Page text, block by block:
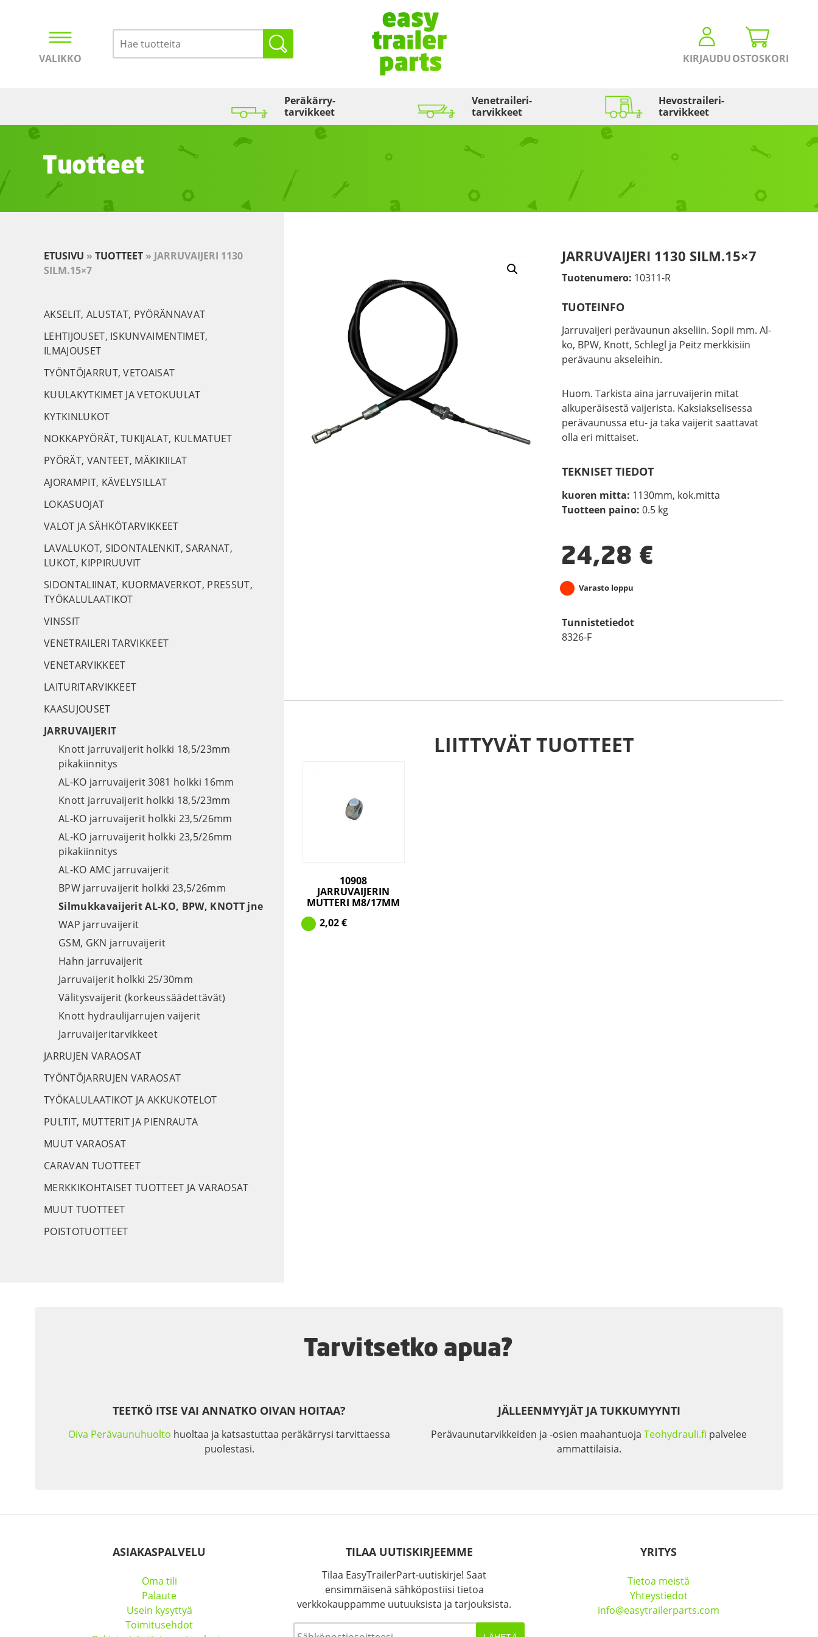
VALIKKO KIRJAUDUOSTOSKORI
Peräkärry­
tarvikkeet
Venetraileri­
tarvikkeet
Hevostraileri­
tarvikkeet
Tuotteet
JARRUVAIJERI 1130 SILM.15×7
Tuotenumero: 10311-R
TUOTEINFO
Jarruvaijeri perävaunun akseliin. Sopii mm. Al-
ko, BPW, Knott, Schlegl ja Peitz merkkisiin
perävaunu akseleihin.
Huom. Tarkista aina jarruvaijerin mitat
alkuperäisestä vaijerista. Kaksiakselisessa
perävaunussa etu- ja taka vaijerit saattavat
olla eri mittaiset.
TEKNISET TIEDOT
kuoren mitta: 1130mm, kok.mitta
Tuotteen paino: 0.5 kg
24,28 €
Varasto loppu
Tunnistetiedot
8326-F
LIITTYVÄT TUOTTEET
10908
JARRUVAIJERIN
MUTTERI M8/17MM
2,02€
ETUSIVU » TUOTTEET » JARRUVAIJERI 1130
SILM.15×7
AKSELIT, ALUSTAT, PYÖRÄNNAVAT
LEHTIJOUSET, ISKUNVAIMENTIMET,
ILMAJOUSET
TYÖNTÖJARRUT, VETOAISAT
KUULAKYTKIMET JA VETOKUULAT
KYTKINLUKOT
NOKKAPYÖRÄT, TUKIJALAT, KULMATUET
PYÖRÄT, VANTEET, MÄKIKIILAT
AJORAMPIT, KÄVELYSILLAT
LOKASUOJAT
VALOT JA SÄHKÖTARVIKKEET
LAVALUKOT, SIDONTALENKIT, SARANAT,
LUKOT, KIPPIRUUVIT
SIDONTALIINAT, KUORMAVERKOT, PRESSUT,
TYÖKALULAATIKOT
VINSSIT
VENETRAILERI TARVIKKEET
VENETARVIKKEET
LAITURITARVIKKEET
KAASUJOUSET
JARRUVAIJERIT
Knott jarruvaijerit holkki 18,5/23mm
pikakiinnitys
AL-KO jarruvaijerit 3081 holkki 16mm
Knott jarruvaijerit holkki 18,5/23mm
AL-KO jarruvaijerit holkki 23,5/26mm
AL-KO jarruvaijerit holkki 23,5/26mm
pikakiinnitys
AL-KO AMC jarruvaijerit
BPW jarruvaijerit holkki 23,5/26mm
Silmukkavaijerit AL-KO, BPW, KNOTT jne
WAP jarruvaijerit
GSM, GKN jarruvaijerit
Hahn jarruvaijerit
Jarruvaijerit holkki 25/30mm
Välitysvaijerit (korkeussäädettävät)
Knott hydraulijarrujen vaijerit
Jarruvaijeritarvikkeet
JARRUJEN VARAOSAT
TYÖNTÖJARRUJEN VARAOSAT
TYÖKALULAATIKOT JA AKKUKOTELOT
PULTIT, MUTTERIT JA PIENRAUTA
MUUT VARAOSAT
CARAVAN TUOTTEET
MERKKIKOHTAISET TUOTTEET JA VARAOSAT
MUUT TUOTTEET
POISTOTUOTTEET
Tarvitsetko apua?
TEETKÖ ITSE VAI ANNATKO OIVAN HOITAA?
Oiva Perävaunuhuolto huoltaa ja katsastuttaa peräkärrysi tarvittaessa
puolestasi.
JÄLLEENMYYJÄT JA TUKKUMYYNTI
Perävaunutarvikkeiden ja -osien maahantuoja Teohydrauli.fi palvelee
ammattilaisia.
ASIAKASPALVELU
Oma tili
Palaute
Usein kysyttyä
Toimitusehdot
YRITYS
Tietoa meistä
Yhteystiedot
info@easytrailerparts.com
TILAA UUTISKIRJEEMME
Tilaa EasyTrailerPart-uutiskirje! Saat
ensimmäisenä sähköpostiisi tietoa
verkkokauppamme uutuuksista ja tarjouksista.